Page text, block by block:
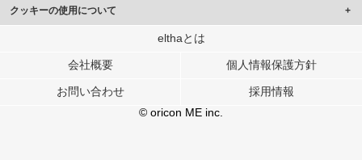
クッキーの使用について
このサイトでは Cookie を使用して、ユーザーに合わせたコンテンツや広告の
行っています。
メディアや広告配信、データ解析の各パートナーに提供しています。
各パートナーは、この情報とユーザーが各パートナーに提供した他の情報や、
ユーザーが各パートナーのサービスを使用したときに収集した他の情報を組み
elthaとは
会社概要 個人情報保護方針
お問い合わせ
採用情報
© oricon ME inc.